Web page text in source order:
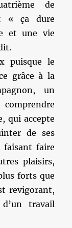
de
« ça dure
et une vie
puisque le
grâce à la
un
qui accepte
de ses
faisant faire
plaisirs,
forts que
revigorant,
travail